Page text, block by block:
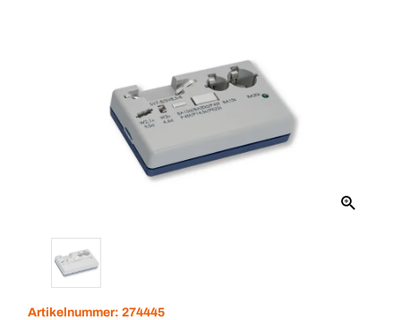
Artikelnummer: 274445